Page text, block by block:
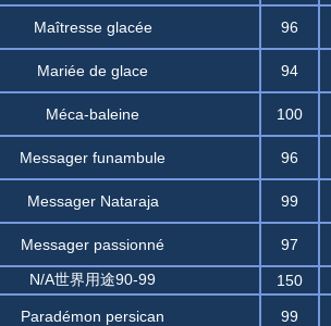
Maîtresse glacée 96
Mariée de glace 94
Méca-baleine 100
Messager funambule 96
Messager Nataraja 99
Messager passionné 97
N/A世界用途90-99 150
Paradémon persican 99